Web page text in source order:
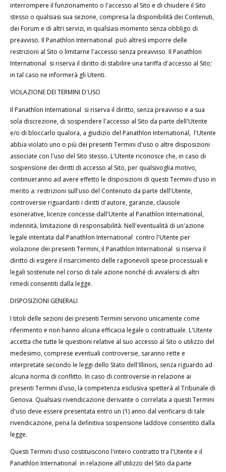
interrompere il funzionamento o l'accesso al Sito e di chiudere il Sito
stesso o qualsiasi sua sezione, compresa la disponibilità dei Contenuti,
dei Forum e di altri servizi, in qualsiasi momento senza obbligo di
preavviso. Il Panathlon International può altresì imporre delle
restrizioni al Sito o limitarne l'accesso senza preavviso. Il Panathlon
International si riserva il diritto di stabilire una tariffa d'accesso al Sito;
in tal caso ne informerà gli Utenti.
VIOLAZIONE DEI TERMINI D'USO
Il Panathlon International si riserva il diritto, senza preavviso e a sua
sola discrezione, di sospendere l'accesso al Sito da parte dell'Utente
e/o di bloccarlo qualora, a giudizio del Panathlon International, l'Utente
abbia violato uno o più dei presenti Termini d'uso o altre disposizioni
associate con l'uso del Sito stesso. L'Utente riconosce che, in caso di
sospensione dei diritti di accesso al Sito, per qualsivoglia motivo,
continueranno ad avere effetto le disposizioni di questi Termini d'uso in
merito a: restrizioni sull'uso del Contenuto da parte dell'Utente,
controversie riguardanti i diritti d'autore, garanzie, clausole
esonerative, licenze concesse dall'Utente al Panathlon International,
indennità, limitazione di responsabilità. Nell'eventualità di un'azione
legale intentata dal Panathlon International contro l'Utente per
violazione dei presenti Termini, il Panathlon International si riserva il
diritto di esigere il risarcimento delle ragionevoli spese processuali e
legali sostenute nel corso di tale azione nonché di avvalersi di altri
rimedi consentiti dalla legge.
DISPOSIZIONI GENERALI
I titoli delle sezioni dei presenti Termini servono unicamente come
riferimento e non hanno alcuna efficacia legale o contrattuale. L'Utente
accetta che tutte le questioni relative al suo accesso al Sito o utilizzo del
medesimo, comprese eventuali controversie, saranno rette e
interpretate secondo le leggi dello Stato dell'Illinois, senza riguardo ad
alcuna norma di conflitto. In caso di controversie in relazione ai
presenti Termini d'uso, la competenza esclusiva spetterà al Tribunale di
Genova. Qualsiasi rivendicazione derivante o correlata a questi Termini
d'uso deve essere presentata entro un (1) anno dal verificarsi di tale
rivendicazione, pena la definitiva sospensione laddove consentito dalla
legge.
Questi Termini d'uso costituiscono l'intero contratto tra l'Utente e il
Panathlon International in relazione all'utilizzo del Sito da parte